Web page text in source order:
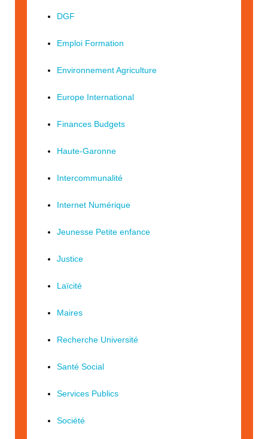
DGF
Emploi Formation
Environnement Agriculture
Europe International
Finances Budgets
Haute-Garonne
Intercommunalité
Internet Numérique
Jeunesse Petite enfance
Justice
Laïcité
Maires
Recherche Université
Santé Social
Services Publics
Société